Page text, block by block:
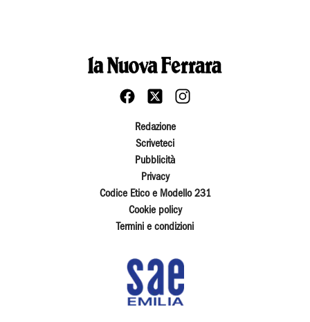
Redazione
Scriveteci
Pubblicità
Privacy
Codice Etico e Modello 231
Cookie policy
Termini e condizioni